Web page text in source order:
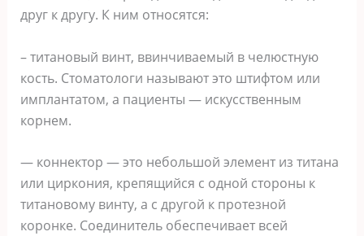
друг к другу. К ним относятся:
– титановый винт, ввинчиваемый в челюстную
кость. Стоматологи называют это штифтом или
имплантатом, а пациенты — искусственным
корнем.
— коннектор — это небольшой элемент из титана
или циркония, крепящийся с одной стороны к
титановому винту, а с другой к протезной
коронке. Соединитель обеспечивает всей